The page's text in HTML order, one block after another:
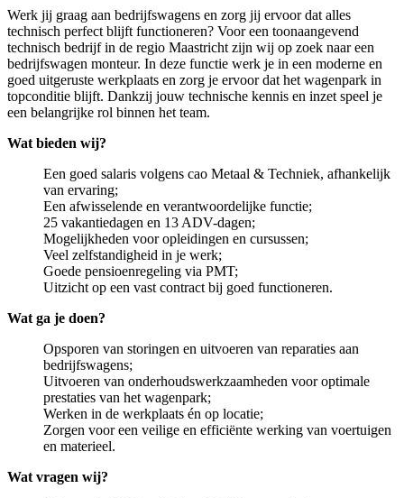
Werk jij graag aan bedrijfswagens en zorg jij ervoor dat alles
technisch perfect blijft functioneren? Voor een toonaangevend
technisch bedrijf in de regio Maastricht zijn wij op zoek naar een
bedrijfswagen monteur. In deze functie werk je in een moderne en
goed uitgeruste werkplaats en zorg je ervoor dat het wagenpark in
topconditie blijft. Dankzij jouw technische kennis en inzet speel je
een belangrijke rol binnen het team.
Wat bieden wij?
Een goed salaris volgens cao Metaal & Techniek, afhankelijk
van ervaring;
Een afwisselende en verantwoordelijke functie;
25 vakantiedagen en 13 ADV-dagen;
Mogelijkheden voor opleidingen en cursussen;
Veel zelfstandigheid in je werk;
Goede pensioenregeling via PMT;
Uitzicht op een vast contract bij goed functioneren.
Wat ga je doen?
Opsporen van storingen en uitvoeren van reparaties aan
bedrijfswagens;
Uitvoeren van onderhoudswerkzaamheden voor optimale
prestaties van het wagenpark;
Werken in de werkplaats én op locatie;
Zorgen voor een veilige en efficiënte werking van voertuigen
en materieel.
Wat vragen wij?